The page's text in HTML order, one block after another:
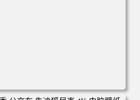
帝石昊 4K高清动漫壁纸 电脑桌面